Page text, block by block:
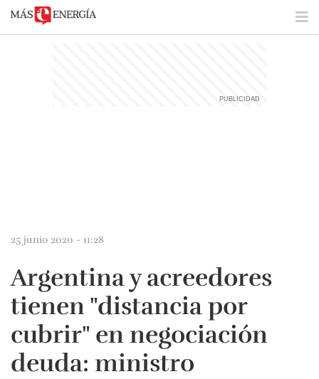
25 junio 2020 - 11:28
Argentina y acreedores
tienen "distancia por
cubrir" en negociación
deuda: ministro